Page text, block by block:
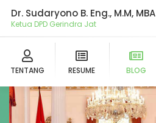
Dr. Sudaryono B. Eng., M.M, MBA
Ketua DPD Gerindra Jateng
TENTANG RESUME BLOG